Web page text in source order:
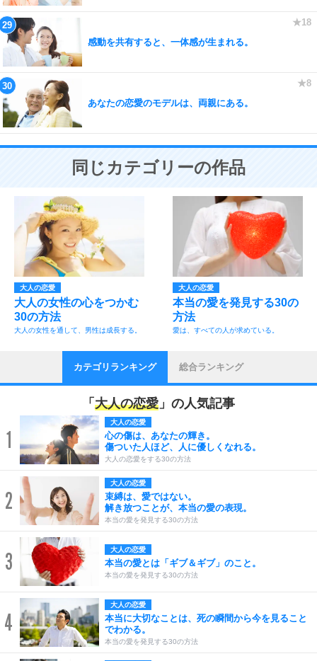
感動を共有すると、一体感が生まれる。
あなたの恋愛のモデルは、両親にある。
同じカテゴリーの作品
大人の恋愛
大人の女性の心をつかむ
30の方法
大人の女性を通して、男性は成長する。
大人の恋愛
本当の愛を発見する30の
方法
愛は、すべての人が求めている。
カテゴリランキング 総合ランキング
「 大人の恋愛 」の人気記事
1
大人の恋愛
心の傷は、あなたの輝き。
傷ついた人ほど、人に優しくなれる。
大人の恋愛をする30の方法
2
大人の恋愛
束縛は、愛ではない。
解き放つことが、本当の愛の表現。
本当の愛を発見する30の方法
3 大人の恋愛
本当の愛とは「ギブ＆ギブ」のこと。
本当の愛を発見する30の方法
4
大人の恋愛
本当に大切なことは、死の瞬間から今を見ること
でわかる。
本当の愛を発見する30の方法